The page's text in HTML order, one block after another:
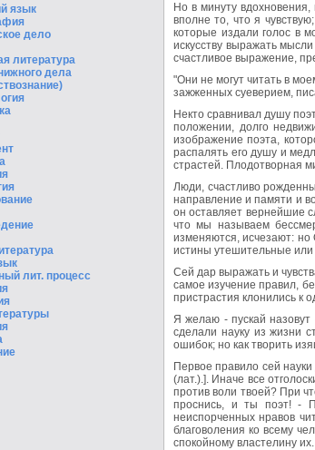
язык
дело
литература
дела
лит. процесс
Но в минуту
вполне то, что я
которые издали голос в
искусству выражать
счастливое выражение,
"Они не могут читать в
зажженных суеверием,
Некто сравнивал душу
положении, долго
изображение поэта,
распалять его душу и
страстей. Плодотворная
Люди, счастливо
направление и памяти и
он оставляет вернейшие
что мы называем
изменяются, исчезают:
истины утешительные или
Сей дар выражать и
самое изучение правил,
пристрастия клонились к
Я желаю - пускай
сделали науку из жизни
ошибок; но как творить
Первое правило сей
(лат.).]. Иначе все
против воли твоей? При
проснись, и ты поэт! -
неиспорченных нравов
благоволения ко всему
спокойному властелину их.